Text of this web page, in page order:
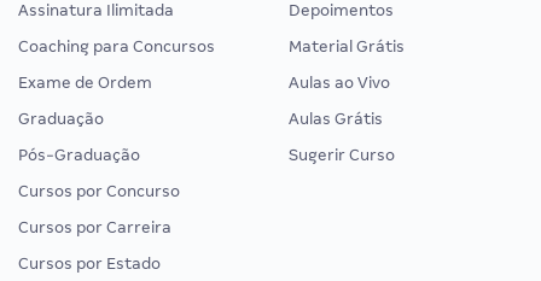
Assinatura Ilimitada
Coaching para Concursos
Exame de Ordem
Graduação
Pós-Graduação
Cursos por Concurso
Cursos por Carreira
Cursos por Estado
Depoimentos
Material Grátis
Aulas ao Vivo
Aulas Grátis
Sugerir Curso